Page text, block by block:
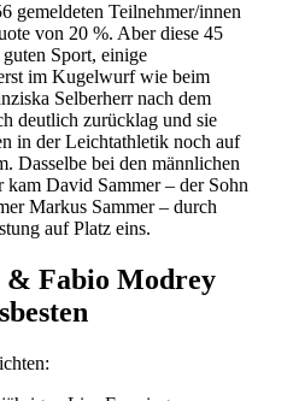
gemeldeten Teilnehmer/innen
von 20 %. Aber diese 45
Sport, einige
im Kugelwurf wie beim
Selberherr nach dem
deutlich zurücklag und sie
in der Leichtathletik noch auf
Dasselbe bei den männlichen
David Sammer – der Sohn
Markus Sammer – durch
auf Platz eins.
Fabio Modrey